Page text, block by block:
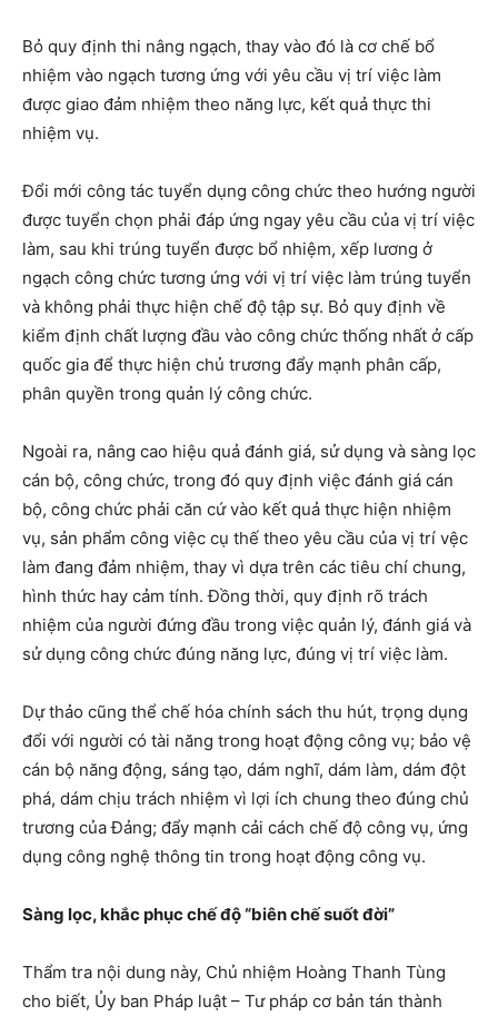
Bỏ quy định thi nâng ngạch, thay vào đó là cơ chế bổ
nhiệm vào ngạch tương ứng với yêu cầu vị trí việc làm
được giao đảm nhiệm theo năng lực, kết quả thực thi
nhiệm vụ.
Đổi mới công tác tuyển dụng công chức theo hướng người
được tuyển chọn phải đáp ứng ngay yêu cầu của vị trí việc
làm, sau khi trúng tuyển được bổ nhiệm, xếp lương ở
ngạch công chức tương ứng với vị trí việc làm trúng tuyển
và không phải thực hiện chế độ tập sự. Bỏ quy định về
kiểm định chất lượng đầu vào công chức thống nhất ở cấp
quốc gia để thực hiện chủ trương đẩy mạnh phân cấp,
phân quyền trong quản lý công chức.
Ngoài ra, nâng cao hiệu quả đánh giá, sử dụng và sàng lọc
cán bộ, công chức, trong đó quy định việc đánh giá cán
bộ, công chức phải căn cứ vào kết quả thực hiện nhiệm
vụ, sản phẩm công việc cụ thế theo yêu cầu của vị trí vệc
làm đang đảm nhiệm, thay vì dựa trên các tiêu chí chung,
hình thức hay cảm tính. Đồng thời, quy định rõ trách
nhiệm của người đứng đầu trong việc quản lý, đánh giá và
sử dụng công chức đúng năng lực, đúng vị trí việc làm.
Dự thảo cũng thể chế hóa chính sách thu hút, trọng dụng
đổi với người có tài năng trong hoạt động công vụ; bảo vệ
cán bộ năng động, sáng tạo, dám nghĩ, dám làm, dám đột
phá, dám chịu trách nhiệm vì lợi ích chung theo đúng chủ
trương của Đảng; đẩy mạnh cải cách chế độ công vụ, ứng
dụng công nghệ thông tin trong hoạt động công vụ.
Sàng lọc, khắc phục chế độ “biên chế suốt đời”
Thẩm tra nội dung này, Chủ nhiệm Hoàng Thanh Tùng
cho biết, Ủy ban Pháp luật – Tư pháp cơ bản tán thành